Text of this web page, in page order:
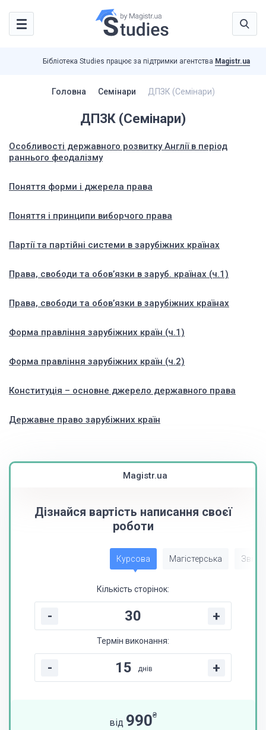
Бібліотека Studies працює за підтримки агентства Magistr.ua
Головна Семінари ДПЗК (Семінари)
ДПЗК (Семінари)
Особливості державного розвитку Англії в період
раннього феодалізму
Поняття форми і джерела права
Поняття і принципи виборчого права
Партії та партійні системи в зарубіжних країнах
Права, свободи та обов’язки в заруб. країнах (ч.1)
Права, свободи та обов’язки в зарубіжних країнах
Форма правління зарубіжних країн (ч.1)
Форма правління зарубіжних країн (ч.2)
Конституція – основне джерело державного права
Державне право зарубіжних країн
Magistr.ua
Дізнайся вартість написання своєї
роботи
Курсова Магістерська Звіт
Кількість сторінок:
- +
Термін виконання:
- днів +
від 990₴